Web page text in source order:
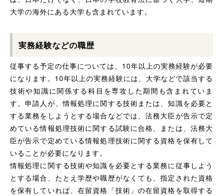
大学の海外にある大学も含まれています。
実務経験などの職歴
従事する予定の仕事については、10年以上の実務経験が必要
になります。10年以上の実務経験には、大学などで該当する
技術や知識に関係する科目を専攻した期間も含まれていま
す。申請人が、情報処理に関する技術または、知識を必要と
する業務をしようとする場合などでは、法務大臣が告示で定
めている情報処理技術に関する試験に合格、または、法務大
臣が告示で定めている情報処理技術に関する資格を保有して
いることが必要になります。
情報処理に関する技術や知識を必要とする業務に従事しよう
とする場合、たとえ学歴や職歴がなくても、指定された資格
を保有していれば、在留資格「技術」の在留資格を取得する